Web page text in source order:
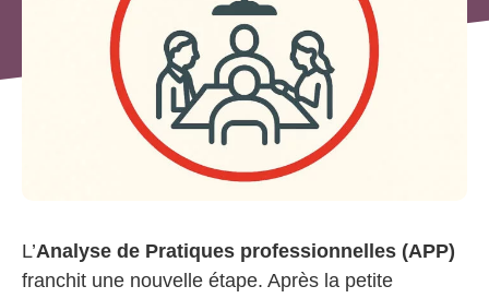
L’Analyse de Pratiques professionnelles (APP)
franchit une nouvelle étape. Après la petite